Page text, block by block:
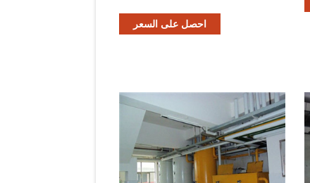
from Oil Pressers Supplier or
Manufacturer-Shandong Weixin Import
احصل على السعر